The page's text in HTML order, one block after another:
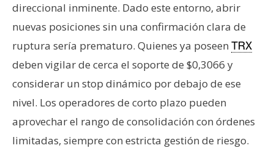
direccional inminente. Dado este entorno, abrir
nuevas posiciones sin una confirmación clara de
ruptura sería prematuro. Quienes ya poseen TRX
deben vigilar de cerca el soporte de $0,3066 y
considerar un stop dinámico por debajo de ese
nivel. Los operadores de corto plazo pueden
aprovechar el rango de consolidación con órdenes
limitadas, siempre con estricta gestión de riesgo.